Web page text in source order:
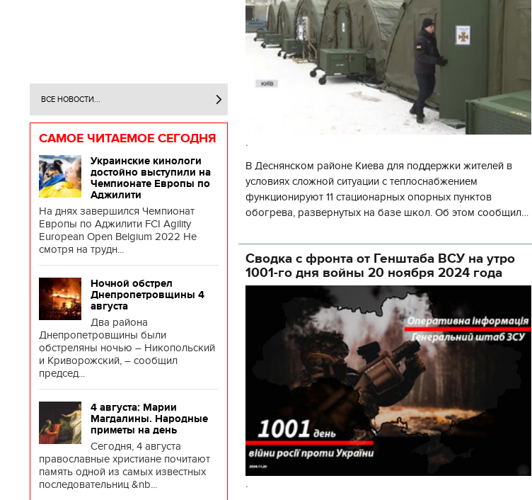
ВСЕ НОВОСТИ...
САМОЕ ЧИТАЕМОЕ СЕГОДНЯ
Украинские кинологи
достойно выступили на
Чемпионате Европы по
Аджилити
На днях завершился Чемпионат
Европы по Аджилити FCI Agility
European Open Belgium 2022 Не
смотря на трудн...
Ночной обстрел
Днепропетровщины 4
августа
Два района
Днепропетровщины были
обстреляны ночью – Никопольский
и Криворожский, – сообщил
председ...
4 августа: Марии
Магдалины. Народные
приметы на день
Сегодня, 4 августа
православные христиане почитают
память одной из самых известных
последовательниц &nb...
.
В Деснянском районе Киева для поддержки жителей в
условиях сложной ситуации с теплоснабжением
функционируют 11 стационарных опорных пунктов
обогрева, развернутых на базе школ. Об этом сообщил
государственной а
Сводка с фронта от Генштаба ВСУ на утро
1001-го дня войны 20 ноября 2024 года
.
11.10.2017 | 16:22
Времена Руси: как выглядят
декорации к фильму
"Сторожевая застава"